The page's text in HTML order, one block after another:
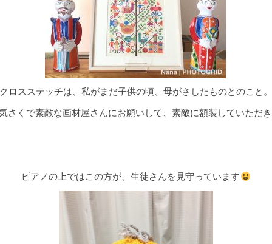
クロスステッチは、私がまだ子供の頃、母がさしたものとのこと。
さくで素敵な画材屋さんにお願いして、素敵に額装していただ
ピアノの上ではこの方が、生徒さんを見守っています